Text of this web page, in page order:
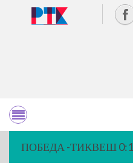
ПОБЕДА -ТИКВЕШ 0:1